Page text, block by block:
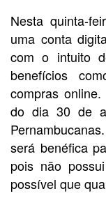
Nesta quinta-
uma conta
com o intuito
benefícios
compras
do dia 30 de
será benéfica
pois não
possível que